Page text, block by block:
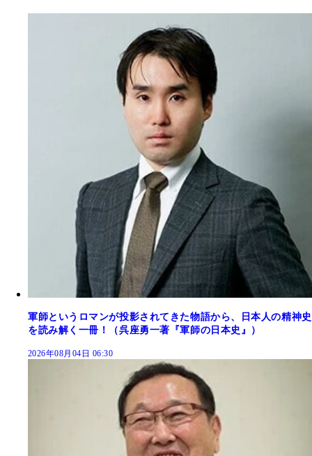
軍師というロマンが投影されてきた物語から、日本人の精神史
を読み解く一冊！（呉座勇一著『軍師の日本史』）
2026年08月04日 06:30